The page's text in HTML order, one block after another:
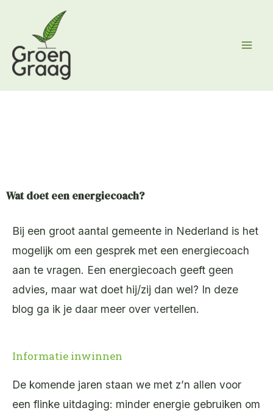
inhoud
Wat doet een energiecoach?
Bij een groot aantal gemeente in Nederland is het
mogelijk om een gesprek met een energiecoach
aan te vragen. Een energiecoach geeft geen
advies, maar wat doet hij/zij dan wel? In deze
blog ga ik je daar meer over vertellen.
Informatie inwinnen
De komende jaren staan we met z’n allen voor
een flinke uitdaging: minder energie gebruiken om